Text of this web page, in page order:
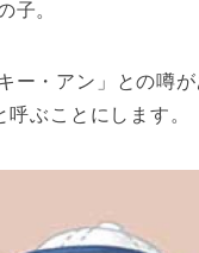
子。
ー・アン」との噂
呼ぶことにします。